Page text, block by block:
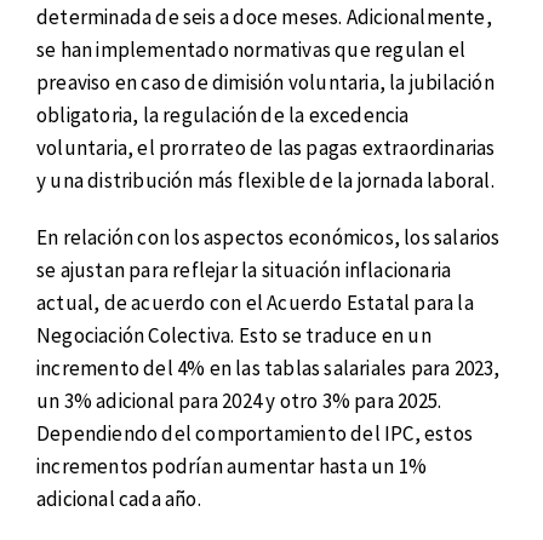
determinada de seis a doce meses. Adicionalmente,
se han implementado normativas que regulan el
preaviso en caso de dimisión voluntaria, la jubilación
obligatoria, la regulación de la excedencia
voluntaria, el prorrateo de las pagas extraordinarias
y una distribución más flexible de la jornada laboral.
En relación con los aspectos económicos, los salarios
se ajustan para reflejar la situación inflacionaria
actual, de acuerdo con el Acuerdo Estatal para la
Negociación Colectiva. Esto se traduce en un
incremento del 4% en las tablas salariales para 2023,
un 3% adicional para 2024 y otro 3% para 2025.
Dependiendo del comportamiento del IPC, estos
incrementos podrían aumentar hasta un 1%
adicional cada año.